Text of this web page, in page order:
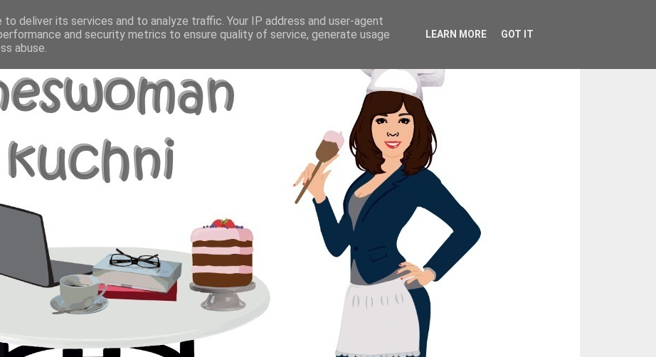
deliver its services and to analyze traffic. Your IP address and user-agent
and security metrics to ensure quality of service, generate usage
abuse.
LEARN MORE GOT IT